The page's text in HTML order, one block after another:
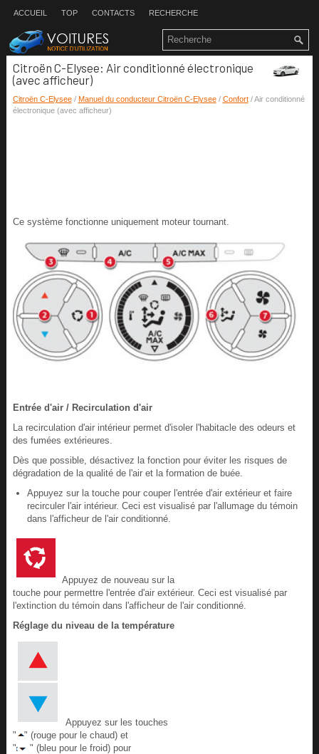
ACCUEIL TOP CONTACTS RECHERCHE
Citroën C-Elysee: Air conditionné électronique
(avec afficheur)
Citroën C-Elysee/ Manuel du conducteur Citroën C-Elysee/ Confort/ Air conditionné
électronique (avec afficheur)
Ce système fonctionne uniquement moteur tournant.
Entrée d'air / Recirculation d'air
La recirculation d'air intérieur permet d'isoler l'habitacle des odeurs et
des fumées extérieures.
Dès que possible, désactivez la fonction pour éviter les risques de
dégradation de la qualité de l'air et la formation de buée.
Appuyez sur la touche pour couper l'entrée d'air extérieur et faire
recirculer l'air intérieur. Ceci est visualisé par l'allumage du témoin
dans l'afficheur de l'air conditionné.
Appuyez de nouveau sur la
touche pour permettre l'entrée d'air extérieur. Ceci est visualisé par
l'extinction du témoin dans l'afficheur de l'air conditionné.
Réglage du niveau de la température
Appuyez sur les touches
"
" (rouge pour le chaud) et
"
" (bleu pour le froid) pour